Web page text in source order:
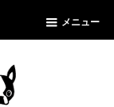
メニュー